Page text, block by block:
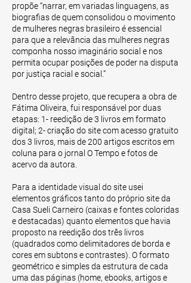
propõe “narrar, em variadas linguagens, as
biografias de quem consolidou o movimento
de mulheres negras brasileiro é essencial
para que a relevância das mulheres negras
componha nosso imaginário social e nos
permita ocupar posições de poder na disputa
por justiça racial e social.”
Dentro desse projeto, que recupera a obra de
Fátima Oliveira, fui responsável por duas
etapas: 1- reedição de 3 livros em formato
digital; 2- criação do site com acesso gratuito
dos 3 livros, mais de 200 artigos escritos em
coluna para o jornal O Tempo e fotos de
acervo da autora.
Para a identidade visual do site usei
elementos gráficos tanto do próprio site da
Casa Sueli Carneiro (caixas e fontes coloridas
e destacadas) quanto elementos que havia
proposto na reedição dos três livros
(quadrados como delimitadores de borda e
cores em subtons e contrastes). O formato
geométrico e simples da estrutura de cada
uma das páginas (home, ebooks, artigos e